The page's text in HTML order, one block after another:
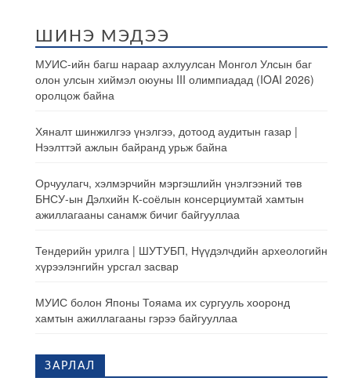
ШИНЭ МЭДЭЭ
МУИС-ийн багш нараар ахлуулсан Монгол Улсын баг
олон улсын хиймэл оюуны III олимпиадад (IOAI 2026)
оролцож байна
Хяналт шинжилгээ үнэлгээ, дотоод аудитын газар |
Нээлттэй ажлын байранд урьж байна
Орчуулагч, хэлмэрчийн мэргэшлийн үнэлгээний төв
БНСУ-ын Дэлхийн К-соёлын консерциумтай хамтын
ажиллагааны санамж бичиг байгууллаа
Тендерийн урилга | ШУТУБП, Нүүдэлчдийн археологийн
хүрээлэнгийн урсгал засвар
МУИС болон Японы Тояама их сургууль хооронд
хамтын ажиллагааны гэрээ байгууллаа
ЗАРЛАЛ